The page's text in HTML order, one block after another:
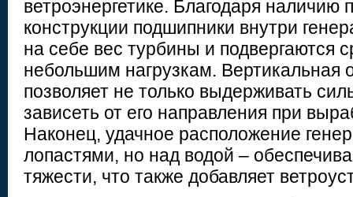
ветроэнергетике. Благодаря
конструкции подшипники внутри
на себе вес турбины и подвергаются
небольшим нагрузкам. Вертикальная
позволяет не только выдерживать
зависеть от его направления при
Наконец, удачное расположение
лопастями, но над водой –
тяжести, что также добавляет